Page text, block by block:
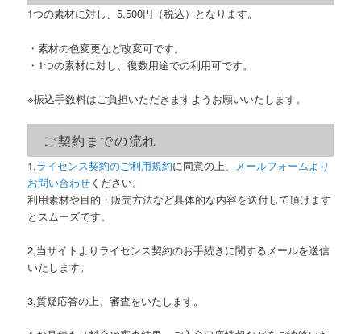
1つの素材に対し、5,500円（税込）となります。
・素材の色変更など改変可です。
・1つの素材に対し、復数用途での利用可です。
※振込手数料はご負担いただきますようお願いいたします。
ご契約までの流れ
1,ライセンス契約のご利用規約に同意の上、
メールフォームより
お問い合わせください。
利用素材や目的・販売方法など具体的な内容を送付して頂けます
とスムーズです。
2,当サイトよりライセンス契約のお手続きに関するメールを送信
いたします。
3,質疑応答の上、審査をいたします。